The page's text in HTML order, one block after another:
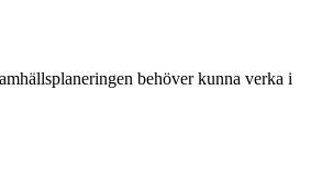
behöver kunna verka i